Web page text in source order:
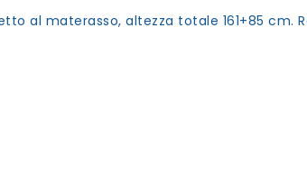
al materasso, altezza totale 161+85 cm.